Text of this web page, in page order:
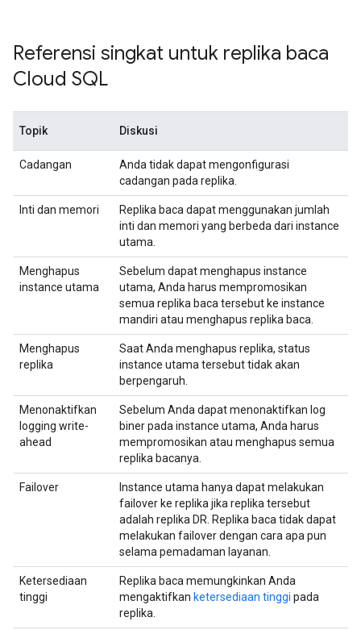
Referensi singkat untuk replika baca
Cloud SQL
Topik Diskusi
Cadangan
Anda tidak dapat mengonfigurasi
cadangan pada replika.
Inti dan memori
Replika baca dapat menggunakan jumlah
inti dan memori yang berbeda dari instance
utama.
Menghapus
instance utama
Sebelum dapat menghapus instance
utama, Anda harus mempromosikan
semua replika baca tersebut ke instance
mandiri atau menghapus replika baca.
Menghapus
replika
Saat Anda menghapus replika, status
instance utama tersebut tidak akan
berpengaruh.
Menonaktifkan
logging write-
ahead
Sebelum Anda dapat menonaktifkan log
biner pada instance utama, Anda harus
mempromosikan atau menghapus semua
replika bacanya.
Failover
Instance utama hanya dapat melakukan
failover ke replika jika replika tersebut
adalah replika DR. Replika baca tidak dapat
melakukan failover dengan cara apa pun
selama pemadaman layanan.
Ketersediaan
tinggi
Replika baca memungkinkan Anda
mengaktifkan ketersediaan tinggi pada
replika.